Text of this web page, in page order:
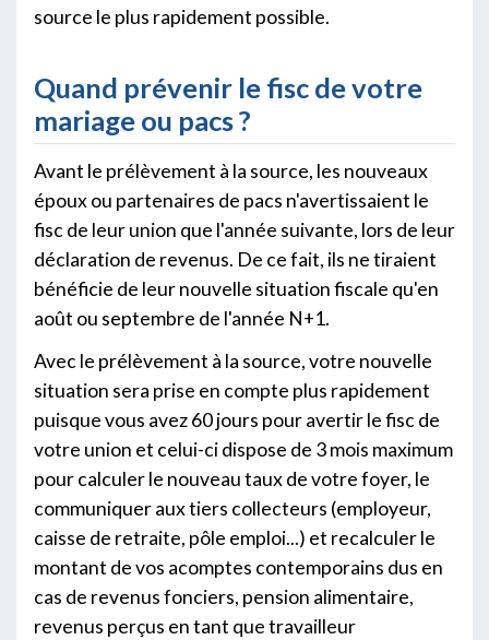
source le plus rapidement possible.
Quand prévenir le fisc de votre
mariage ou pacs ?
Avant le prélèvement à la source, les nouveaux
époux ou partenaires de pacs n'avertissaient le
fisc de leur union que l'année suivante, lors de leur
déclaration de revenus. De ce fait, ils ne tiraient
bénéficie de leur nouvelle situation fiscale qu'en
août ou septembre de l'année N+1.
Avec le prélèvement à la source, votre nouvelle
situation sera prise en compte plus rapidement
puisque vous avez 60 jours pour avertir le fisc de
votre union et celui-ci dispose de 3 mois maximum
pour calculer le nouveau taux de votre foyer, le
communiquer aux tiers collecteurs (employeur,
caisse de retraite, pôle emploi...) et recalculer le
montant de vos acomptes contemporains dus en
cas de revenus fonciers, pension alimentaire,
revenus perçus en tant que travailleur